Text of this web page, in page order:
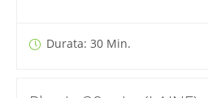
Durata: 30 Min.